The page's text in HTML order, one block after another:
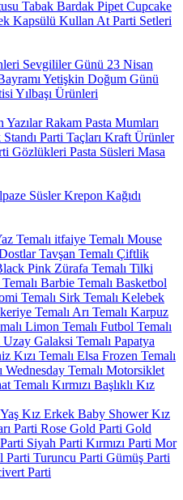
Tabak Bardak Pipet Cupcake
Kapsülü Kullan At Parti Setleri
Sevgililer Günü 23 Nisan
Yetişkin Doğum Günü
Yılbaşı Ürünleri
Rakam Pasta Mumları
Parti Taçları Kraft Ürünler
Gözlükleri Pasta Süsleri Masa
SüslerKrepon Kağıdı
Temalı itfaiye Temalı Mouse
Tavşan Temalı Çiftlik
Pink Zürafa Temalı Tilki
Barbie Temalı Basketbol
Temalı Sirk Temalı Kelebek
Temalı Arı Temalı Karpuz
Limon Temalı Futbol Temalı
Uzay Galaksi Temalı Papatya
Kızı Temalı Elsa Frozen Temalı
Wednesday Temalı Motorsiklet
Temalı Kırmızı Başlıklı Kız
Kız Erkek Baby ShowerKız
Parti Rose Gold Parti Gold
Siyah Parti Kırmızı Parti Mor
Parti Turuncu Parti Gümüş Parti
Parti